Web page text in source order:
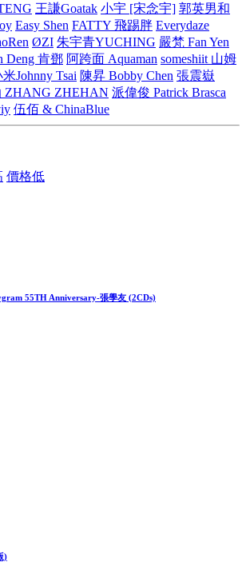
王謙Goatak 小宇 [宋念宇] 郭英男和
Easy Shen FATTY 飛踢胖 Everydaze
ØZI 朱宇青YUCHING 嚴梵 Fan Yen
Deng 肯鄧 阿跨面 Aquaman someshiit 山姆
Johnny Tsai 陳昇 Bobby Chen 張震嶽
ZHANG ZHEHAN 派偉俊 Patrick Brasca
伍佰 & ChinaBlue
價格低
55TH Anniversary-張學友 (2CDs)
)